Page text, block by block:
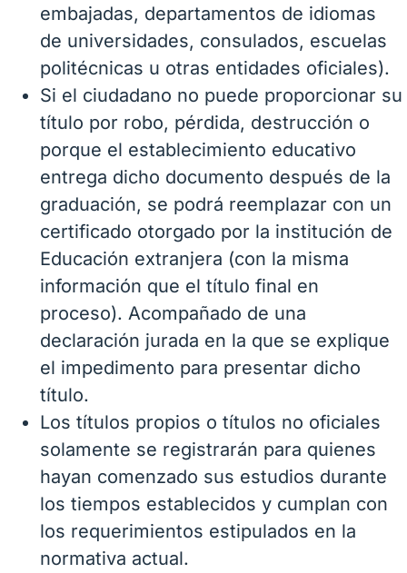
embajadas, departamentos de idiomas
de universidades, consulados, escuelas
politécnicas u otras entidades oficiales).
Si el ciudadano no puede proporcionar su
título por robo, pérdida, destrucción o
porque el establecimiento educativo
entrega dicho documento después de la
graduación, se podrá reemplazar con un
certificado otorgado por la institución de
Educación extranjera (con la misma
información que el título final en
proceso). Acompañado de una
declaración jurada en la que se explique
el impedimento para presentar dicho
título.
Los títulos propios o títulos no oficiales
solamente se registrarán para quienes
hayan comenzado sus estudios durante
los tiempos establecidos y cumplan con
los requerimientos estipulados en la
normativa actual.